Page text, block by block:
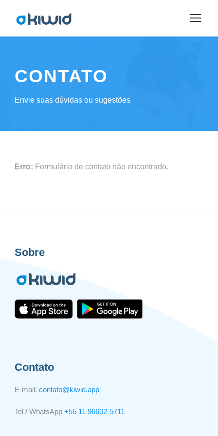
CONTATO
Envie suas dúvidas ou sugestões
Erro: Formulário de contato não encontrado.
Sobre
Contato
E-mail: contato@kiwid.app
Tel / WhatsApp +55 11 96602-5711